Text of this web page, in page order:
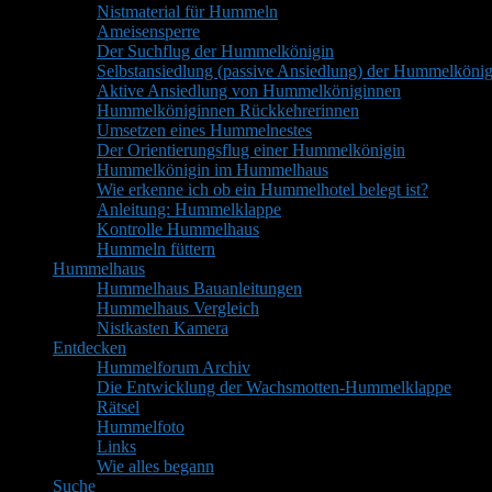
Nistmaterial für Hummeln
Ameisensperre
Der Suchflug der Hummelkönigin
Selbstansiedlung (passive Ansiedlung) der
Aktive Ansiedlung von Hummelköniginnen
Hummelköniginnen Rückkehrerinnen
Umsetzen eines Hummelnestes
Der Orientierungsflug einer Hummelkönigin
Hummelkönigin im Hummelhaus
Wie erkenne ich ob ein Hummelhotel belegt ist?
Anleitung: Hummelklappe
Kontrolle Hummelhaus
Hummeln füttern
Hummelhaus
Hummelhaus Bauanleitungen
Hummelhaus Vergleich
Nistkasten Kamera
Entdecken
Hummelforum Archiv
Die Entwicklung der Wachsmotten-Hummelklappe
Rätsel
Hummelfoto
Links
Wie alles begann
Suche